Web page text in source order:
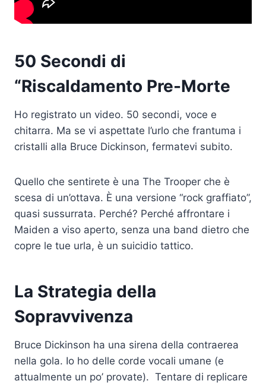
50 Secondi di
“Riscaldamento Pre-Morte
Ho registrato un video. 50 secondi, voce e
chitarra. Ma se vi aspettate l’urlo che frantuma i
cristalli alla Bruce Dickinson, fermatevi subito.
Quello che sentirete è una The Trooper che è
scesa di un’ottava. È una versione “rock graffiato”,
quasi sussurrata. Perché? Perché affrontare i
Maiden a viso aperto, senza una band dietro che
copre le tue urla, è un suicidio tattico.
La Strategia della
Sopravvivenza
Bruce Dickinson ha una sirena della contraerea
nella gola. Io ho delle corde vocali umane (e
attualmente un po’ provate). Tentare di replicare